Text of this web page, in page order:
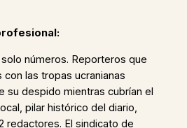
números. Reporteros que
las tropas ucranianas
su despido mientras cubrían el
pilar histórico del diario,
redactores. El sindicato de